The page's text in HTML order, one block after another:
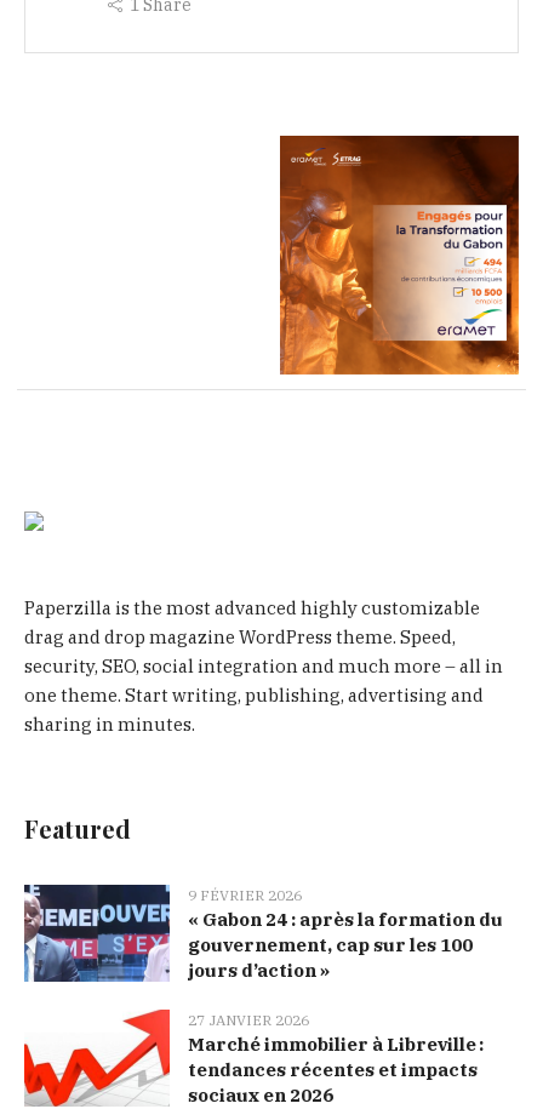
1Share
Paperzilla is the most advanced highly customizable
drag and drop magazine WordPress theme. Speed,
security, SEO, social integration and much more – all in
one theme. Start writing, publishing, advertising and
sharing in minutes.
Featured
9 FÉVRIER 2026
« Gabon 24 : après la formation du
gouvernement, cap sur les 100
jours d’action »
27 JANVIER 2026
Marché immobilier à Libreville :
tendances récentes et impacts
sociaux en 2026